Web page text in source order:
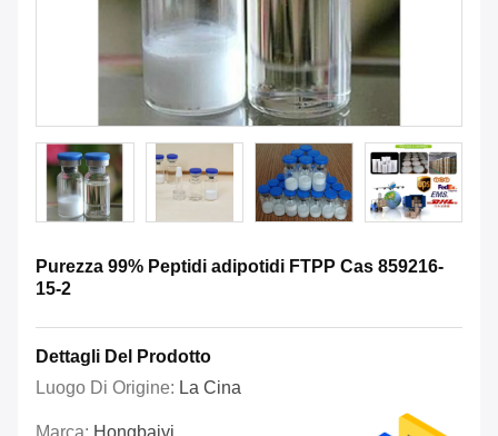
Purezza 99% Peptidi adipotidi FTPP Cas 859216-
15-2
Dettagli Del Prodotto
Luogo Di Origine: La Cina